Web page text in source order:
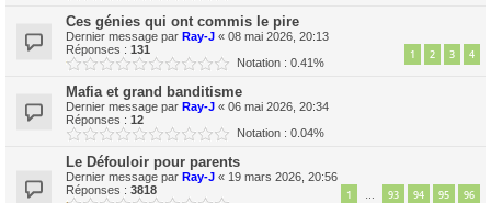
Ces génies qui ont commis le pire
Dernier message par Ray-J « 08 mai 2026, 20:13
Réponses : 131 1 2 3 4
Notation : 0.41%
Mafia et grand banditisme
Dernier message par Ray-J « 06 mai 2026, 20:34
Réponses : 12
Notation : 0.04%
Le Défouloir pour parents
Dernier message par Ray-J « 19 mars 2026, 20:56
Réponses : 3818 1 … 93 94 95 96